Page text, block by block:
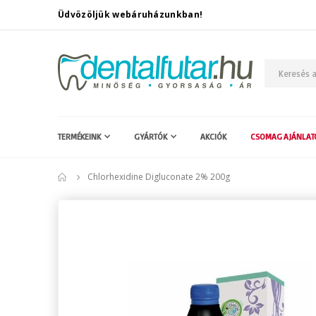
Üdvözöljük webáruházunkban!
TERMÉKEINK GYÁRTÓK AKCIÓK CSOMAG
Chlorhexidine Digluconate 2% 200g